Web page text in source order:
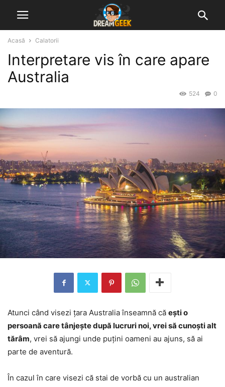
Acasă Calatorii
Interpretare vis în care apare
Australia
0
524
Atunci când visezi țara Australia înseamnă că ești o
persoană care tânjește după lucruri noi, vrei să cunoști alt
tărâm, vrei să ajungi unde puțini oameni au ajuns, să ai
parte de aventură.
În cazul în care visezi că stai de vorbă cu un australian